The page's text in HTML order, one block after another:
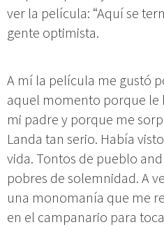
ver la película: “Aquí se
gente optimista.
A mí la película me gustó
aquel momento porque le
mi padre y porque me
Landa tan serio. Había
vida. Tontos de pueblo
pobres de solemnidad. A
una monomanía que me
en el campanario para